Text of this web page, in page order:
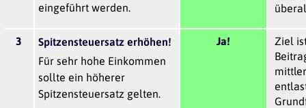
eingeführt werden.
3
Spitzensteuersatz erhöhen!
Für sehr hohe Einkommen
sollte ein höherer
Spitzensteuersatz gelten.
Ja!
Ziel